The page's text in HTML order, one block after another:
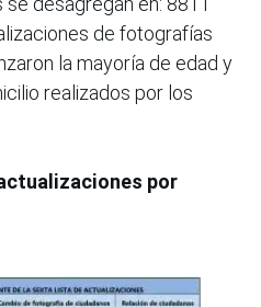
de fotografías
la mayoría de edad y
realizados por los
por